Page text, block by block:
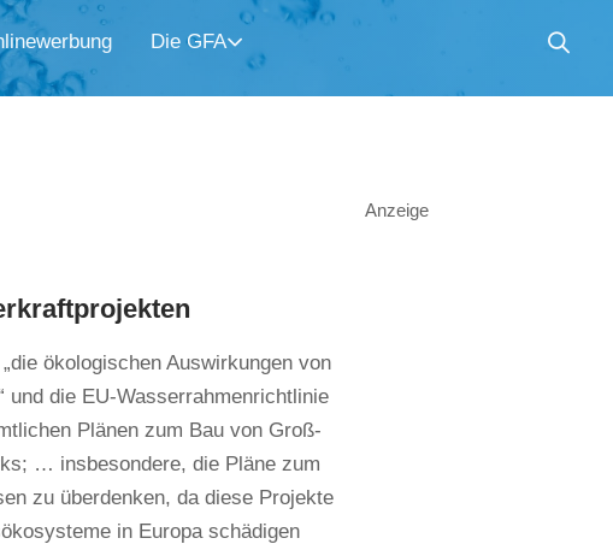
Die GFA
ökologischen Auswirkungen von
und die EU-Wasserrahmenrichtlinie
Plänen zum Bau von Groß-
… insbesondere, die Pläne zum
zu überdenken, da diese Projekte
in Europa schädigen
Anzeige